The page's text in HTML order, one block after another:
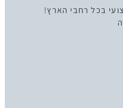
בכל רחבי הארץ!